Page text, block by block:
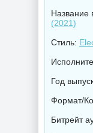
Название
(2021)
Стиль:
Год
Формат/
Битрейт